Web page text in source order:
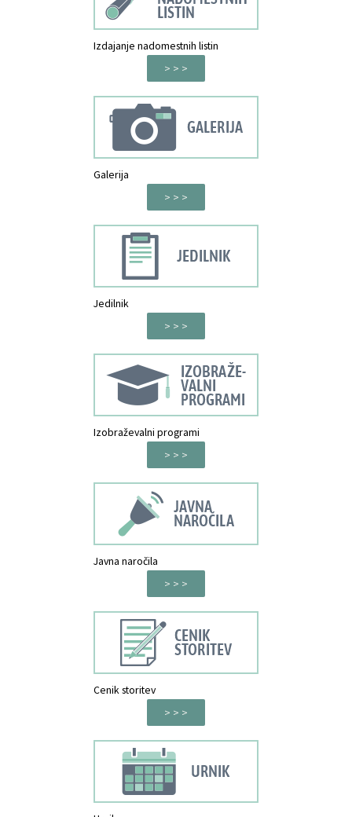
Izdajanje nadomestnih listin
> > >
Galerija
> > >
Jedilnik
> > >
Izobraževalni programi
> > >
Javna naročila
> > >
Cenik storitev
> > >